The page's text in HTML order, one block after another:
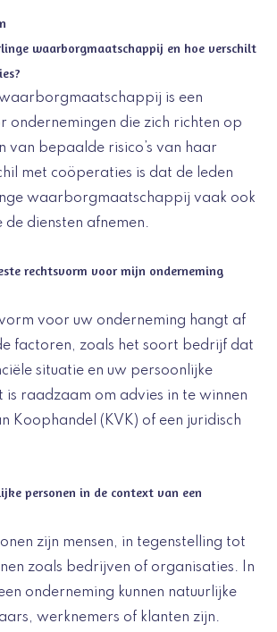
waarborgmaatschappij en hoe verschilt
is een
ondernemingen die zich richten op
van bepaalde risico’s van haar
met coöperaties is dat de leden
waarborgmaatschappij vaak ook
de diensten afnemen.
rechtsvorm voor mijn onderneming
voor uw onderneming hangt af
factoren, zoals het soort bedrijf dat
situatie en uw persoonlijke
is raadzaam om advies in te winnen
Koophandel (KVK) of een juridisch
personen in de context van een
zijn mensen, in tegenstelling tot
zoals bedrijven of organisaties. In
onderneming kunnen natuurlijke
werknemers of klanten zijn.